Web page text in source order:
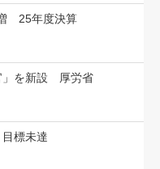
25年度決算
」を新設 厚労省
標未達